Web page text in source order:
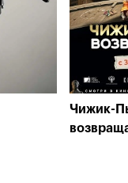
Чижик-